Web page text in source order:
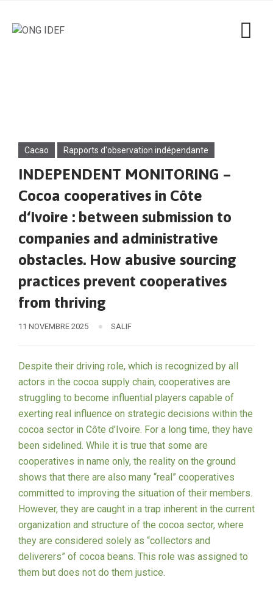
Cacao Rapports d'observation indépendante
INDEPENDENT MONITORING –
Cocoa cooperatives in Côte
d‘Ivoire : between submission to
companies and administrative
obstacles. How abusive sourcing
practices prevent cooperatives
from thriving
11 NOVEMBRE 2025 SALIF
Despite their driving role, which is recognized by all
actors in the cocoa supply chain, cooperatives are
struggling to become influential players capable of
exerting real influence on strategic decisions within the
cocoa sector in Côte d’Ivoire. For a long time, they have
been sidelined. While it is true that some are
cooperatives in name only, the reality on the ground
shows that there are also many “real” cooperatives
committed to improving the situation of their members.
However, they are caught in a trap inherent in the current
organization and structure of the cocoa sector, where
they are considered solely as “collectors and
deliverers” of cocoa beans. This role was assigned to
them but does not do them justice.